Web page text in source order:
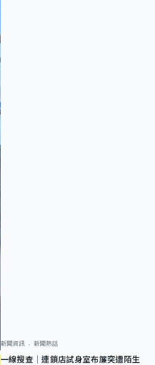
新聞資訊 新聞熱話
一線搜查｜連鎖店試身室布簾突遭陌生